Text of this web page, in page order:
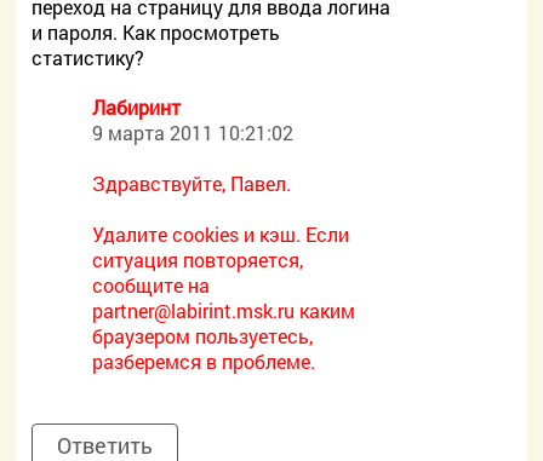
переход на страницу для ввода логина
и пароля. Как просмотреть
статистику?
Лабиринт
9 марта 2011 10:21:02
Здравствуйте, Павел.
Удалите cookies и кэш. Если
ситуация повторяется,
сообщите на
partner@labirint.msk.ru каким
браузером пользуетесь,
разберемся в проблеме.
Ответить